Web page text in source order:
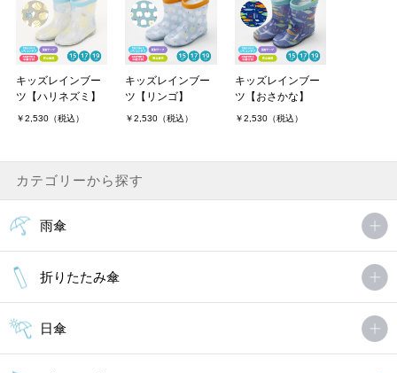
キッズレインブー
ツ【ハリネズミ】
￥2,530（税込）
キッズレインブー
ツ【リンゴ】
￥2,530（税込）
キッズレインブー
ツ【おさかな】
￥2,530（税込）
カテゴリーから探す
雨傘
折りたたみ傘
日傘